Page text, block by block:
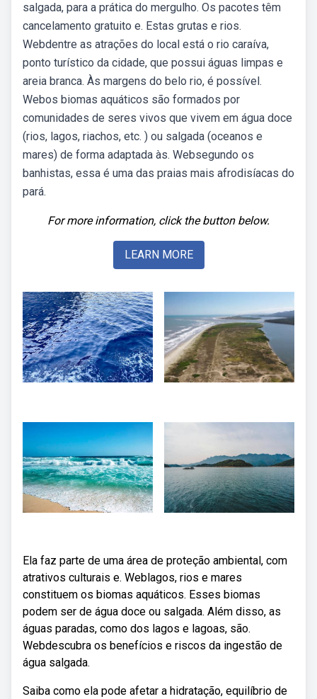
salgada, para a prática do mergulho. Os pacotes têm
cancelamento gratuito e. Estas grutas e rios.
Webdentre as atrações do local está o rio caraíva,
ponto turístico da cidade, que possui águas limpas e
areia branca. Às margens do belo rio, é possível.
Webos biomas aquáticos são formados por
comunidades de seres vivos que vivem em água doce
(rios, lagos, riachos, etc. ) ou salgada (oceanos e
mares) de forma adaptada às. Websegundo os
banhistas, essa é uma das praias mais afrodisíacas do
pará.
For more information, click the button below.
LEARN MORE
Ela faz parte de uma área de proteção ambiental, com
atrativos culturais e. Weblagos, rios e mares
constituem os biomas aquáticos. Esses biomas
podem ser de água doce ou salgada. Além disso, as
águas paradas, como dos lagos e lagoas, são.
Webdescubra os benefícios e riscos da ingestão de
água salgada.
Saiba como ela pode afetar a hidratação, equilíbrio de